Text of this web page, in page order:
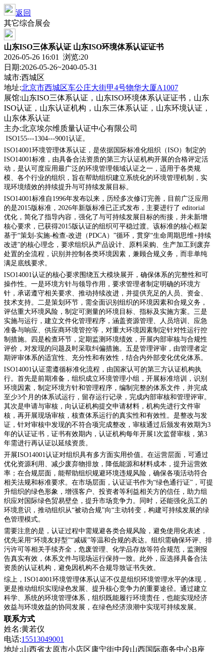
返回
其它综合展会
山东ISO三体系认证 山东ISO环境体系认证证书
2026-05-26 16:01 浏览:20
日期:2026-05-26~2040-05-31
城市:西城区
地址:北京市西城区车公庄大街甲4号物华大厦A1007
展馆:山东ISO三体系认证，山东ISO环境体系认证证书，山东
ISO认证，山东认证机构，山东三体系认证，山东环境认证，
山东体系认证
主办:北京埃尔维质量认证中心有限公司
ISO155---1304---9001认证。
ISO14001环境管理体系认证，是依据国际标准化组织（ISO）制定的
ISO14001标准，由具备合法资质的第三方认证机构开展的合格评定活
动，是认可度应用最广泛的环境管理领域认证之一，适用于各类规
模、各个行业的组织，旨在帮助组织建立系统化的环境管理机制，实
现环境绩效的持续提升与可持续发展目标。
ISO14001标准自1996年发布以来，历经多次修订完善，目前广泛应用
的是2015版标准，2026年新版标准已正式发布，主要进行了 editorial
优化，简化了指导内容，强化了与可持续发展目标的衔接，并未新增
核心要求，已获得2015版认证的组织可平稳过渡。该标准的核心框架
基于“策划-实施-检查-改进（PDCA）”循环，贯穿“生命周期思维+持续
改进”的核心理念，要求组织从产品设计、原料采购、生产加工到废弃
处置的全流程，识别并控制各类环境因素，兼顾合规义务，而非单纯
满足底线要求。
ISO14001认证的核心要求围绕五大模块展开，确保体系的完整性和可
操作性。一是环境方针与领导作用，要求管理者制定明确的环境方
针，承诺遵守相关要求、推动持续改进，并提供充足的人员、资金、
技术支持。二是策划环节，需全面识别组织的环境因素和合规义务，
评估重大环境风险，制定可测量的环境目标、指标及实施方案。三是
实施与运行，建立文件化管理程序，涵盖资源管理、人员培训、应急
准备与响应、供应商环境管控等，对重大环境因素制定针对性运行控
制措施。四是检查环节，定期监测环境绩效，开展内部审核与合规性
评价，对发现的问题及时采取纠偏措施。五是管理评审，由管理者定
期评审体系的适宜性、充分性和有效性，结合内外部变化优化体系。
ISO14001认证需遵循标准化流程，由国家认可的第三方认证机构执
行。首先是前期准备，组织成立环境管理小组，开展标准培训，识别
环境因素，制定环境方针和管理程序，编制完整的体系文件，并完成
至少3个月的体系试运行，留存运行记录，完成内部审核和管理评审。
其次是申请与审核，向认证机构提交申请材料，机构先进行文件审
核，再开展现场审核，核查体系运行的真实性和有效性。是整改与发
证，针对审核中发现的不符合项完成整改，审核通过后颁发有效期为3
年的认证证书，证书有效期内，认证机构每年开展1次监督审核，第3
年需进行再认证以延续资质。
开展ISO14001认证对组织具有多方面实用价值。在运营层面，可通过
优化资源利用、减少废弃物排放，降低能源和材料成本，提升运营效
率；在合规层面，能帮助组织规避环境违规风险，确保各项活动符合
相关法规和标准要求。在市场层面，认证证书作为“绿色通行证”，可提
升组织的绿色形象，增强客户、投资者等利益相关方的信任，助力组
织应对国际绿色贸易壁垒，提升市场竞争力。同时，还能强化员工的
环境意识，推动组织从“被动合规”向“主动转变，构建可持续发展的绿
色管理模式。
需要注意的是，认证过程中需规避各类合规风险，避免使用化表述，
优先采用“环境友好型”“减碳”等温和合规的表达。组织需确保环评、排
污许可等相关手续齐全，危废管理、化学品存放等符合规范，监测报
告真实有效，体系文件与现场运行保持一致。此外，应选择具备合法
资质的认证机构，避免因机构不合规导致证书失效。
综上， ISO14001环境管理体系认证不仅是组织环境管理水平的体现，
更是推动组织实现绿色发展、提升核心竞争力的重要途径。通过建立
科学、系统的环境管理体系，组织既能履行环境责任，也能实现经济
效益与环境效益的协同发展，在绿色经济浪潮中实现可持续发展。
联系方式
姓名:黄若仪
电话:15513049001
地址:山西省太原市小店区康宁街中段山西国际商务中心B座